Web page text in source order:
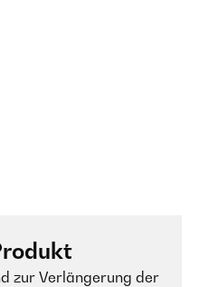
zur Verlängerung der